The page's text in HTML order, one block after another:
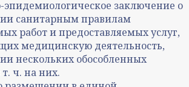
эпидемиологическое заключение о
санитарным правилам
работ и предоставляемых услуг,
медицинскую деятельность,
нескольких обособленных
ч. на них.